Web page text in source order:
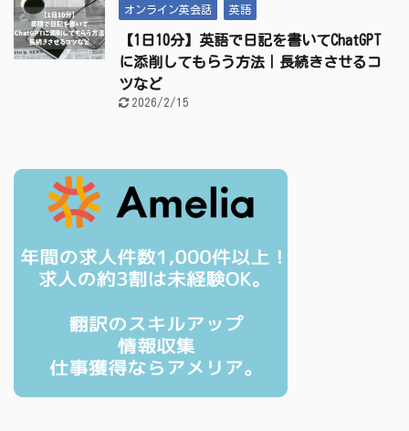
オンライン英会話 英語
【1日10分】英語で日記を書いてChatGPT
に添削してもらう方法｜長続きさせるコ
ツなど
2026/2/15